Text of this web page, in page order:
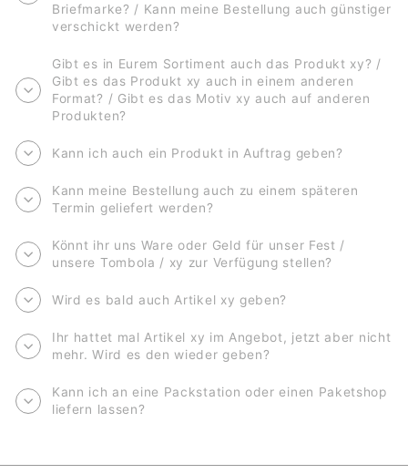
Briefmarke? / Kann meine Bestellung auch günstiger
verschickt werden?
Gibt es in Eurem Sortiment auch das Produkt xy? /
Gibt es das Produkt xy auch in einem anderen
Format? / Gibt es das Motiv xy auch auf anderen
Produkten?
Kann ich auch ein Produkt in Auftrag geben?
Kann meine Bestellung auch zu einem späteren
Termin geliefert werden?
Könnt ihr uns Ware oder Geld für unser Fest /
unsere Tombola / xy zur Verfügung stellen?
Wird es bald auch Artikel xy geben?
Ihr hattet mal Artikel xy im Angebot, jetzt aber nicht
mehr. Wird es den wieder geben?
Kann ich an eine Packstation oder einen Paketshop
liefern lassen?